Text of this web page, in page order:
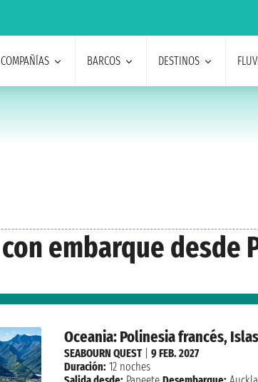
COMPAÑÍAS BARCOS DESTINOS
embarque desde
Oceania: Polinesia francés,
SEABOURN QUEST|9 FEB. 2027
Duración: 12 noches